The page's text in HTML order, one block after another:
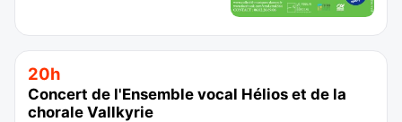
20h
Concert de l'Ensemble vocal Hélios et de la
chorale Vallkyrie